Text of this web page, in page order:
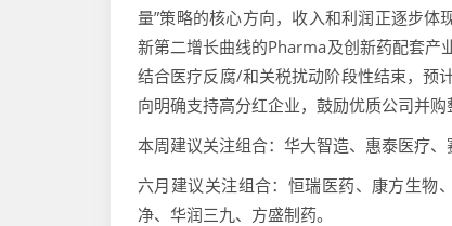
量”策略的核心方向，收入和利润正逐步
新第二增长曲线的Pharma及创新药配套产
结合医疗反腐/和关税扰动阶段性结束，预
向明确支持高分红企业，鼓励优质公司并
本周建议关注组合：华大智造、惠泰医疗
六月建议关注组合：恒瑞医药、康方生物
净、华润三九、方盛制药。